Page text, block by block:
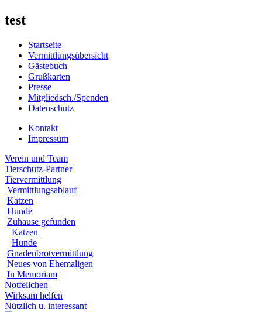
test
Startseite
Vermittlungsübersicht
Gästebuch
Grußkarten
Presse
Mitgliedsch./Spenden
Datenschutz
Kontakt
Impressum
Verein und Team
Tierschutz-Partner
Tiervermittlung
Vermittlungsablauf
Katzen
Hunde
Zuhause gefunden
Katzen
Hunde
Gnadenbrotvermittlung
Neues von Ehemaligen
In Memoriam
Notfellchen
Wirksam helfen
Nützlich u. interessant